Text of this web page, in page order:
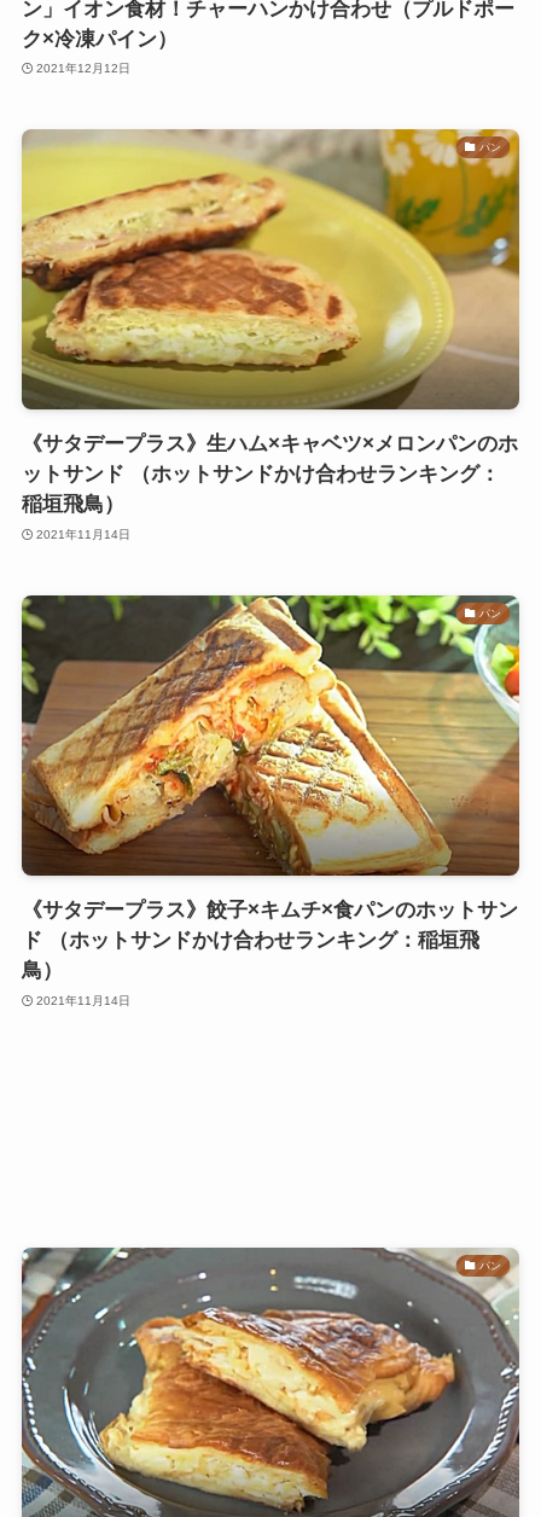
ン」イオン食材！チャーハンかけ合わせ（プルドポー
ク×冷凍パイン）
2021年12月12日
パン
《サタデープラス》生ハム×キャベツ×メロンパンのホ
ットサンド （ホットサンドかけ合わせランキング：
稲垣飛鳥）
2021年11月14日
パン
《サタデープラス》餃子×キムチ×食パンのホットサン
ド （ホットサンドかけ合わせランキング：稲垣飛
鳥）
2021年11月14日
パン